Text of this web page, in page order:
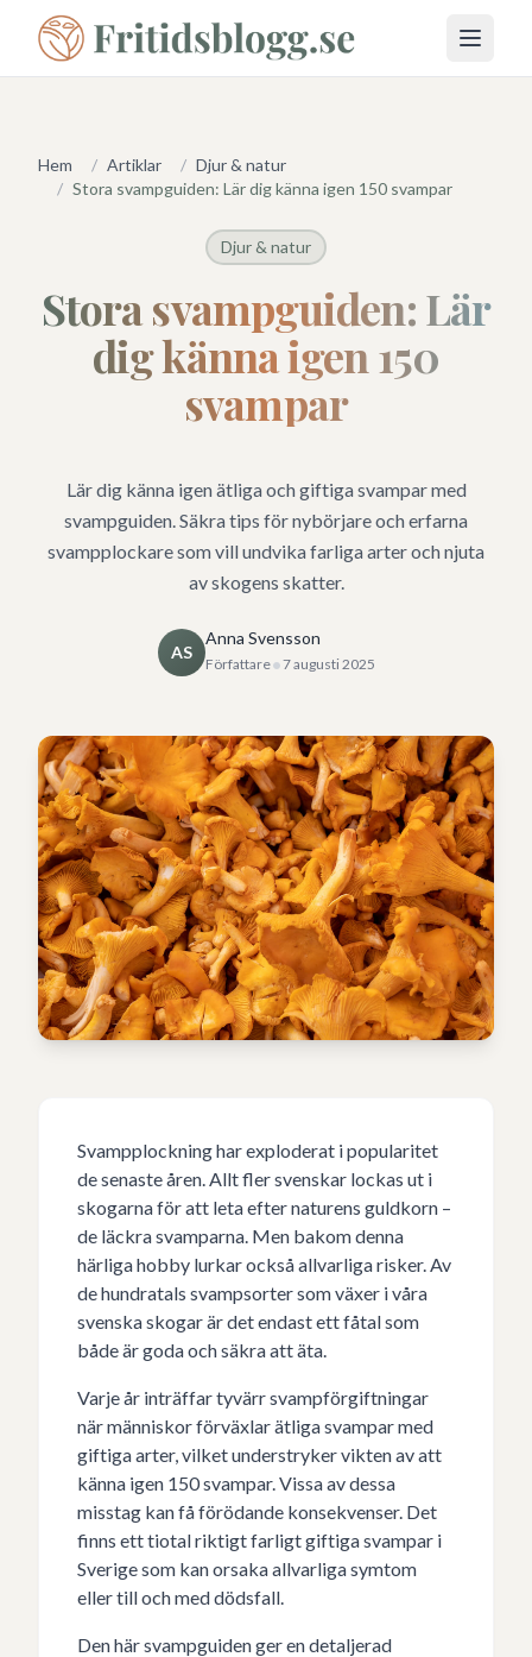
Öppna
Hem / Artiklar / Djur & natur
/ Stora svampguiden: Lär dig känna igen 150 svampar
Djur & natur
Stora svampguiden: Lär
dig känna igen 150
svampar
Lär dig känna igen ätliga och giftiga svampar med
svampguiden. Säkra tips för nybörjare och erfarna
svampplockare som vill undvika farliga arter och njuta
av skogens skatter.
AS
Anna Svensson
Författare•7 augusti 2025
Svampplockning har exploderat i popularitet
de senaste åren. Allt fler svenskar lockas ut i
skogarna för att leta efter naturens guldkorn –
de läckra svamparna. Men bakom denna
härliga hobby lurkar också allvarliga risker. Av
de hundratals svampsorter som växer i våra
svenska skogar är det endast ett fåtal som
både är goda och säkra att äta.
Varje år inträffar tyvärr svampförgiftningar
när människor förväxlar ätliga svampar med
giftiga arter, vilket understryker vikten av att
känna igen 150 svampar. Vissa av dessa
misstag kan få förödande konsekvenser. Det
finns ett tiotal riktigt farligt giftiga svampar i
Sverige som kan orsaka allvarliga symtom
eller till och med dödsfall.
Den här svampguiden ger en detaljerad